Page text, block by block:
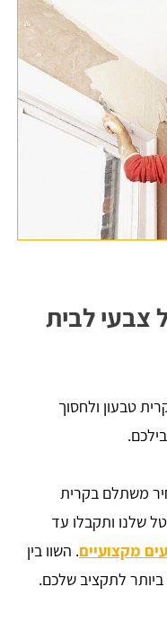
צבעי לבית
טבעון ולחסוך
משתלם בקרית
שלנו ותקבלו עד
מקצועיים. השוו בין
לתקציב שלכם.